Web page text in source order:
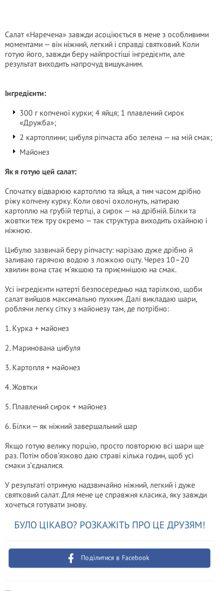
Салат «Наречена» завжди асоціюється в мене з особливими
моментами — він ніжний, легкий і справді святковий. Коли
готую його, завжди беру найпростіші інгредієнти, але
результат виходить напрочуд вишуканим.
Інгредієнти:
300 г копченої курки; 4 яйця; 1 плавлений сирок
«Дружба»;
2 картоплини; цибуля ріпчаста або зелена — на мій смак;
Майонез
Як я готую цей салат:
Спочатку відварюю картоплю та яйця, а тим часом дрібно
ріжу копчену курку. Коли овочі охолонуть, натираю
картоплю на грубій тертці, а сирок — на дрібній. Білки та
жовтки теж тру окремо — так структура виходить охайною і
ніжною.
Цибулю зазвичай беру ріпчасту: нарізаю дуже дрібно й
заливаю гарячою водою з ложкою оцту. Через 10–20
хвилин вона стає м’якшою та приємнішою на смак.
Усі інгредієнти натерті безпосередньо над тарілкою, щоби
салат вийшов максимально пухким. Далі викладаю шари,
роблячи легку сітку з майонезу там, де потрібно:
1. Курка + майонез
2. Маринована цибуля
3. Картопля + майонез
4. Жовтки
5. Плавлений сирок + майонез
6. Білки — як ніжний завершальний шар
Якщо готую велику порцію, просто повторюю всі шари ще
раз. Потім обов’язково даю страві кілька годин, щоб усі
смаки з’єдналися.
У результаті отримую надзвичайно ніжний, легкий і дуже
святковий салат. Для мене це справжня класика, яку завжди
хочеться готувати знову.
БУЛО ЦІКАВО? РОЗКАЖІТЬ ПРО ЦЕ ДРУЗЯМ!
Поділитися в Facebook